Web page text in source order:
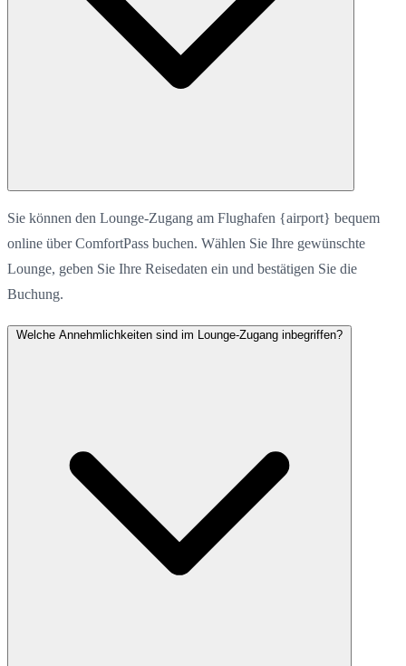
Sie können den Lounge-Zugang am Flughafen {airport} bequem
online über ComfortPass buchen. Wählen Sie Ihre gewünschte
Lounge, geben Sie Ihre Reisedaten ein und bestätigen Sie die
Buchung.
Welche Annehmlichkeiten sind im Lounge-Zugang inbegriffen?